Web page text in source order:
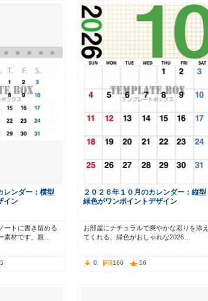
レンダー：横型
イン
ートに書き留める
素材です。親…
２０２６年１０月のカレンダー：縦型
緑色がワンポイントデザイン
お部屋にナチュラルで爽やかな彩りを添え
てくれる、緑色がおしゃれな2026…
0 160 56